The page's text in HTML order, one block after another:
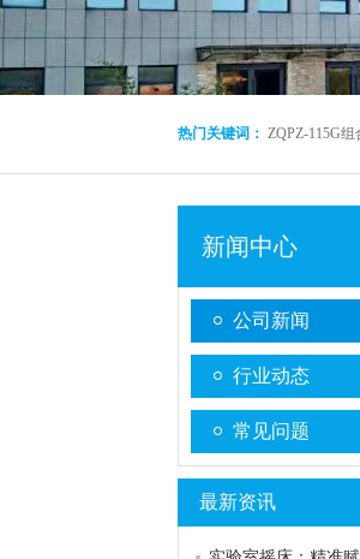
热门关键词： ZQPZ-115G
新闻中心
公司新闻
行业动态
常见问题
最新资讯